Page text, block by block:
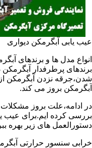
عیب یابی آبگرمکن دیواری
انواع مدل ها و برندهای
برندهای پرطرفدار
شدن،جرقه نزدن آبگرمکن
آبگرمکن بروز می کند.
در ادامه،علت بروز مشکلات
بررسی کرده ایم.برای عیب
دستورالعمل های زیر بهره
خرابی سنسور حرارتی